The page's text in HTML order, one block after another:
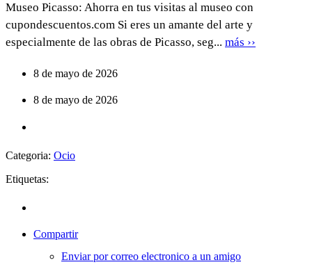
Museo Picasso: Ahorra en tus visitas al museo con
cupondescuentos.com Si eres un amante del arte y
especialmente de las obras de Picasso, seg... más ››
8 de mayo de 2026
8 de mayo de 2026
Categoria: Ocio
Etiquetas:
Compartir
Enviar por correo electronico a un amigo